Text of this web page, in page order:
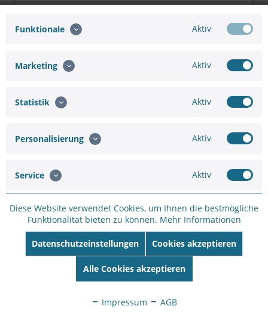
Merken Bewerten
Artikel-Nr.:
BK26C243F
HIKVISION
DS-2TD2617-3/QA
6931847124625
Funktionale Aktiv
Marketing Aktiv
Statistik Aktiv
Personalisierung Aktiv
Service Aktiv
Diese Website verwendet Cookies, um Ihnen die bestmögliche
Funktionalität bieten zu können. Mehr Informationen
Datenschutzeinstellungen Cookies akzeptieren
Alle Cookies akzeptieren
Impressum AGB